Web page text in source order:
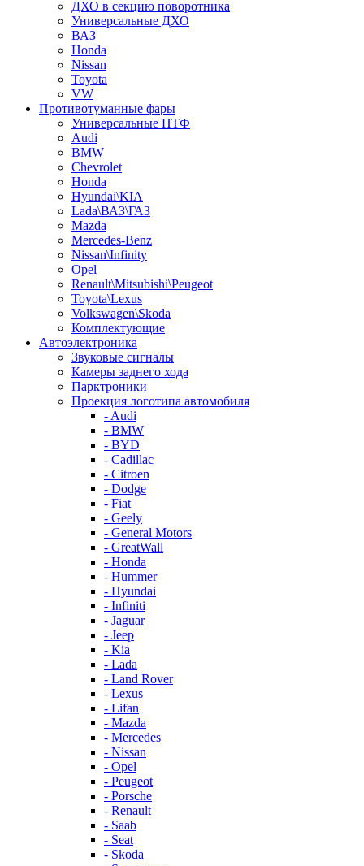
ДХО в секцию поворотника
Универсальные ДХО
ВАЗ
Honda
Nissan
Toyota
VW
Противотуманные фары
Универсальные ПТФ
Audi
BMW
Chevrolet
Honda
Hyundai\KIA
Lada\ВАЗ\ГАЗ
Mazda
Mercedes-Benz
Nissan\Infinity
Opel
Renault\Mitsubishi\Peugeot
Toyota\Lexus
Volkswagen\Skoda
Комплектующие
Автоэлектроника
Звуковые сигналы
Камеры заднего хода
Парктроники
Проекция логотипа автомобиля
- Audi
- BMW
- BYD
- Cadillac
- Citroen
- Dodge
- Fiat
- Geely
- General Motors
- GreatWall
- Honda
- Hummer
- Hyundai
- Infiniti
- Jaguar
- Jeep
- Kia
- Lada
- Land Rover
- Lexus
- Lifan
- Mazda
- Mercedes
- Nissan
- Opel
- Peugeot
- Porsche
- Renault
- Saab
- Seat
- Skoda